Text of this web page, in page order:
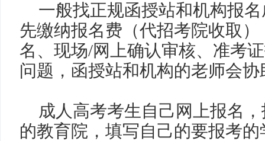
一般找正规函授站和机构报
先缴纳报名费（代招考院收取
名、现场/网上确认审核、准考
问题，函授站和机构的老师会协
成人高考考生自己网上报名
的教育院，填写自己的要报考